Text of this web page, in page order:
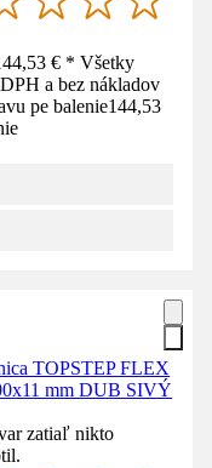
€ * Všetky
a bez nákladov
pe balenie144,53
TOPSTEP FLEX
mm DUB SIVÝ
zatiaľ nikto